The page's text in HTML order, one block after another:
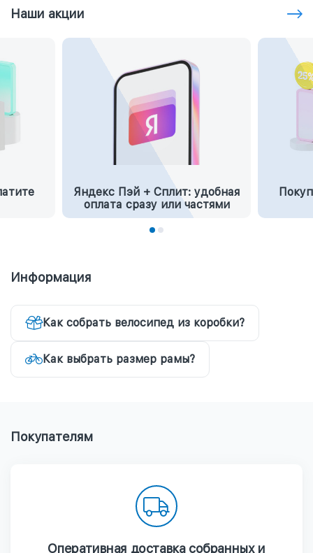
Наши акции
Яндекс Пэй + Сплит: удобная
оплата сразу или частями
Информация
Как собрать велосипед из коробки?
Как выбрать размер рамы?
Покупателям
Оперативная доставка собранных и